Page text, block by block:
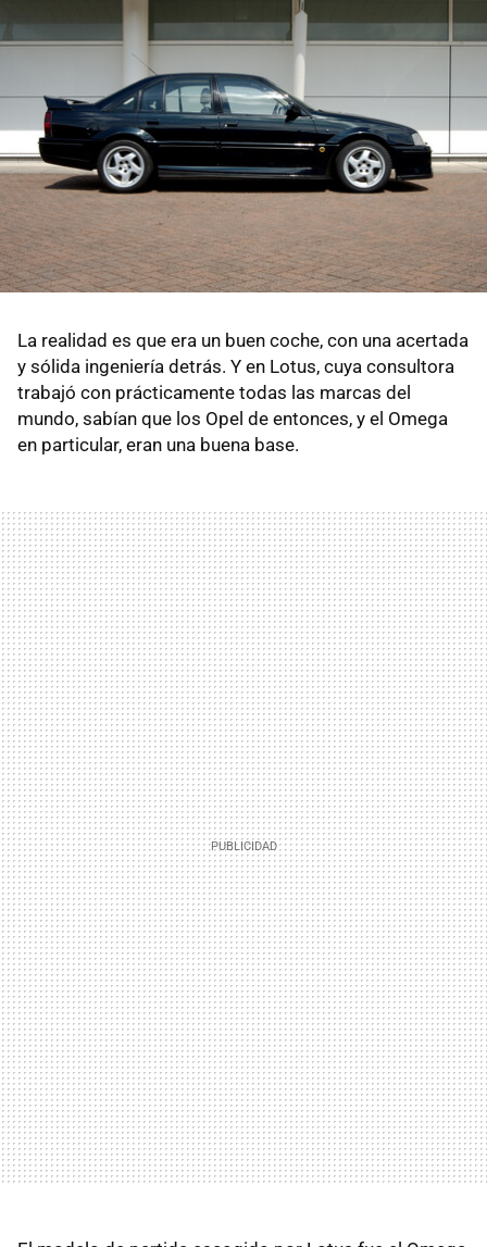
La realidad es que era un buen coche, con una acertada
y sólida ingeniería detrás. Y en Lotus, cuya consultora
trabajó con prácticamente todas las marcas del
mundo, sabían que los Opel de entonces, y el Omega
en particular, eran una buena base.